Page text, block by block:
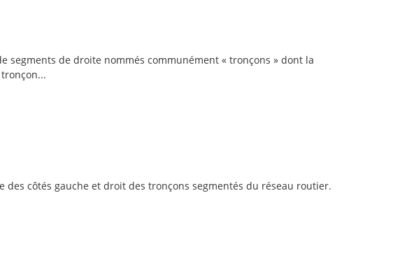
segments de droite nommés communément « tronçons » dont la
côtés gauche et droit des tronçons segmentés du réseau routier.